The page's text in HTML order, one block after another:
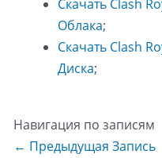
Скачать Clash
Облака;
Скачать Clash
Диска;
Навигация по записям
← Предыдущая Запись